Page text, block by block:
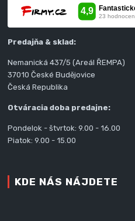
Predajňa & sklad:
Nemanická 437/5 (Areál ŘEMPA)
37010 České Budějovice
Česká Republika
Otváracia doba predajne:
Pondelok - štvrtok: 9.00 - 16.00
Piatok: 9.00 - 15.00
KDE NÁS NÁJDETE